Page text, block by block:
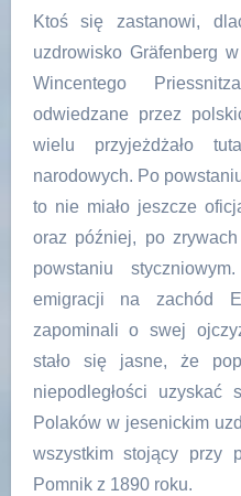
Ktoś się zastanowi,
uzdrowisko Gräfenberg
Wincentego
odwiedzane przez
wielu przyjeżdżało
narodowych. Po
to nie miało jeszcze
oraz później, po
powstaniu
emigracji na zachód
zapominali o swej
stało się jasne, że
niepodległości
Polaków w jesenickim
wszystkim stojący przy
Pomnik z 1890 roku.